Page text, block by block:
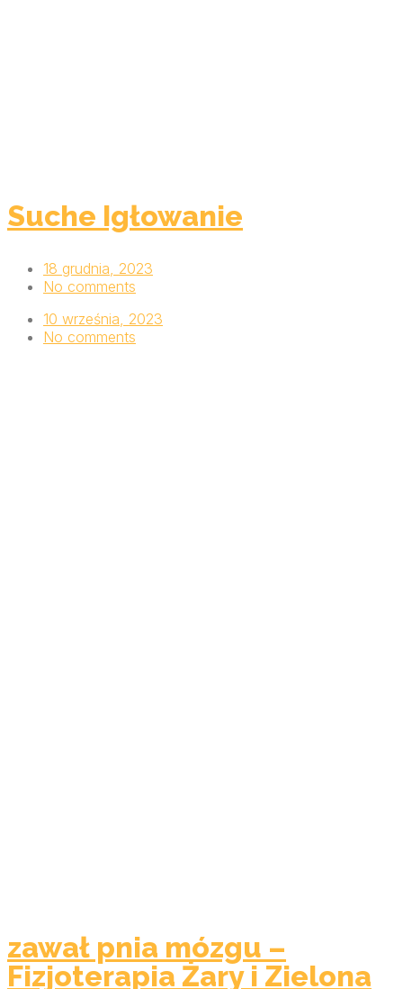
Suche Igłowanie
18 grudnia, 2023
No comments
10 września, 2023
No comments
zawał pnia mózgu –
Fizjoterapia Żary i Zielona